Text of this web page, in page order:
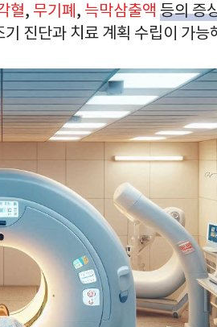
혈, 무기폐 , 늑막삼출액 등의 증
진단과 치료 계획 수립이 가능